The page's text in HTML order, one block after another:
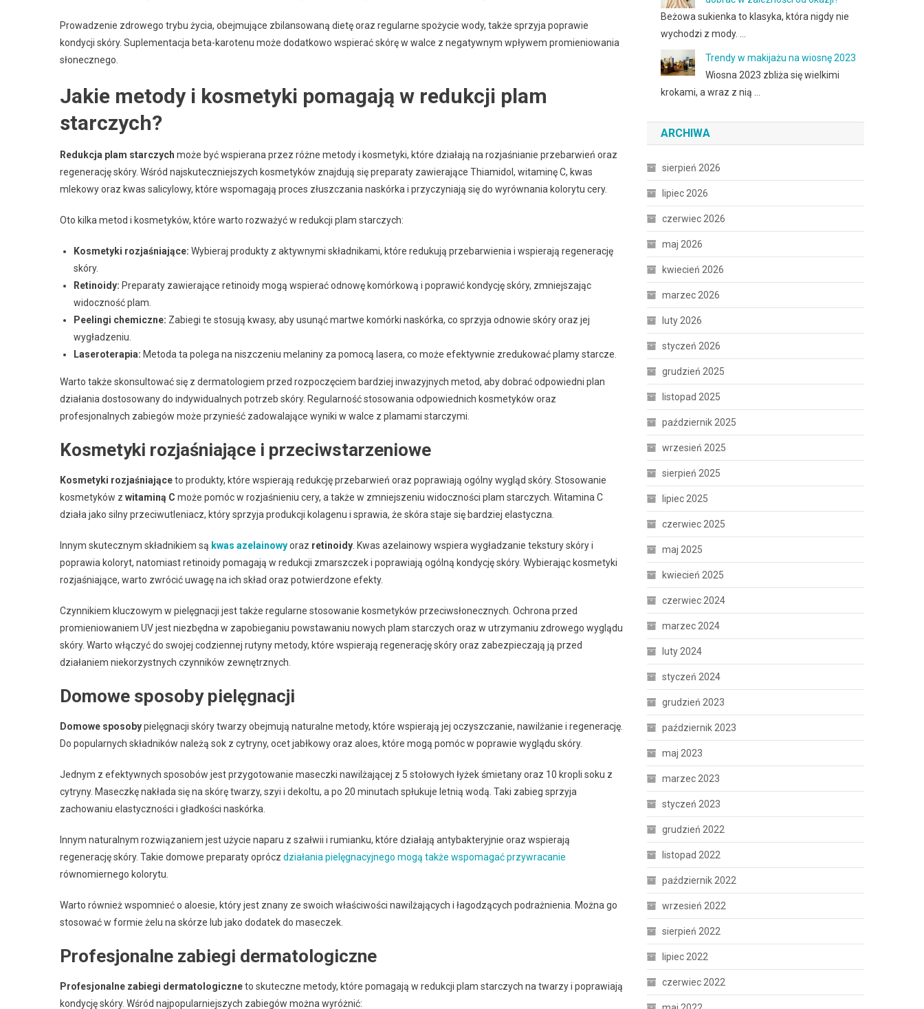
Prowadzenie zdrowego trybu życia, obejmujące zbilansowaną dietę oraz regularne spożycie wody, także sprzyja poprawie
kondycji skóry. Suplementacja beta-karotenu może dodatkowo wspierać skórę w walce z negatywnym wpływem promieniowania
słonecznego.
Jakie metody i kosmetyki pomagają w redukcji plam
starczych?
Redukcja plam starczych może być wspierana przez różne metody i kosmetyki, które działają na rozjaśnianie przebarwień oraz
regenerację skóry. Wśród najskuteczniejszych kosmetyków znajdują się preparaty zawierające Thiamidol, witaminę C, kwas
mlekowy oraz kwas salicylowy, które wspomagają proces złuszczania naskórka i przyczyniają się do wyrównania kolorytu cery.
Oto kilka metod i kosmetyków, które warto rozważyć w redukcji plam starczych:
Kosmetyki rozjaśniające: Wybieraj produkty z aktywnymi składnikami, które redukują przebarwienia i wspierają regenerację
skóry.
Retinoidy: Preparaty zawierające retinoidy mogą wspierać odnowę komórkową i poprawić kondycję skóry, zmniejszając
widoczność plam.
Peelingi chemiczne: Zabiegi te stosują kwasy, aby usunąć martwe komórki naskórka, co sprzyja odnowie skóry oraz jej
wygładzeniu.
Laseroterapia: Metoda ta polega na niszczeniu melaniny za pomocą lasera, co może efektywnie zredukować plamy starcze.
Warto także skonsultować się z dermatologiem przed rozpoczęciem bardziej inwazyjnych metod, aby dobrać odpowiedni plan
działania dostosowany do indywidualnych potrzeb skóry. Regularność stosowania odpowiednich kosmetyków oraz
profesjonalnych zabiegów może przynieść zadowalające wyniki w walce z plamami starczymi.
Kosmetyki rozjaśniające i przeciwstarzeniowe
Kosmetyki rozjaśniająceto produkty, które wspierają redukcję przebarwień oraz poprawiają ogólny wygląd skóry. Stosowanie
kosmetyków z witaminą C może pomóc w rozjaśnieniu cery, a także w zmniejszeniu widoczności plam starczych. Witamina C
działa jako silny przeciwutleniacz, który sprzyja produkcji kolagenu i sprawia, że skóra staje się bardziej elastyczna.
Innym skutecznym składnikiem są kwas azelainowyoraz retinoidy. Kwas azelainowy wspiera wygładzanie tekstury skóry i
poprawia koloryt, natomiast retinoidy pomagają w redukcji zmarszczek i poprawiają ogólną kondycję skóry. Wybierając kosmetyki
rozjaśniające, warto zwrócić uwagę na ich skład oraz potwierdzone efekty.
Czynnikiem kluczowym w pielęgnacji jest także regularne stosowanie kosmetyków przeciwsłonecznych. Ochrona przed
promieniowaniem UV jest niezbędna w zapobieganiu powstawaniu nowych plam starczych oraz w utrzymaniu zdrowego wyglądu
skóry. Warto włączyć do swojej codziennej rutyny metody, które wspierają regenerację skóry oraz zabezpieczają ją przed
działaniem niekorzystnych czynników zewnętrznych.
Domowe sposoby pielęgnacji
Domowe sposobypielęgnacji skóry twarzy obejmują naturalne metody, które wspierają jej oczyszczanie, nawilżanie i regenerację.
Do popularnych składników należą sok z cytryny, ocet jabłkowy oraz aloes, które mogą pomóc w poprawie wyglądu skóry.
Jednym z efektywnych sposobów jest przygotowanie maseczki nawilżającej z 5 stołowych łyżek śmietany oraz 10 kropli soku z
cytryny. Maseczkę nakłada się na skórę twarzy, szyi i dekoltu, a po 20 minutach spłukuje letnią wodą. Taki zabieg sprzyja
zachowaniu elastyczności i gładkości naskórka.
Innym naturalnym rozwiązaniem jest użycie naparu z szałwii i rumianku, które działają antybakteryjnie oraz wspierają
regenerację skóry. Takie domowe preparaty oprócz działania pielęgnacyjnego mogą także wspomagać przywracanie
równomiernego kolorytu.
Warto również wspomnieć o aloesie, który jest znany ze swoich właściwości nawilżających i łagodzących podrażnienia. Można go
stosować w formie żelu na skórze lub jako dodatek do maseczek.
Profesjonalne zabiegi dermatologiczne
Profesjonalne zabiegi dermatologiczneto skuteczne metody, które pomagają w redukcji plam starczych na twarzy i poprawiają
kondycję skóry. Wśród najpopularniejszych zabiegów można wyróżnić:
Beżowa sukienka to klasyka, która nigdy nie
wychodzi z mody. …
Trendy w makijażu na wiosnę 2023
Wiosna 2023 zbliża się wielkimi
krokami, a wraz z nią …
ARCHIWA
sierpień 2026
lipiec 2026
czerwiec 2026
maj 2026
kwiecień 2026
marzec 2026
luty 2026
styczeń 2026
grudzień 2025
listopad 2025
październik 2025
wrzesień 2025
sierpień 2025
lipiec 2025
czerwiec 2025
maj 2025
kwiecień 2025
czerwiec 2024
marzec 2024
luty 2024
styczeń 2024
grudzień 2023
październik 2023
maj 2023
marzec 2023
styczeń 2023
grudzień 2022
listopad 2022
październik 2022
wrzesień 2022
sierpień 2022
lipiec 2022
czerwiec 2022